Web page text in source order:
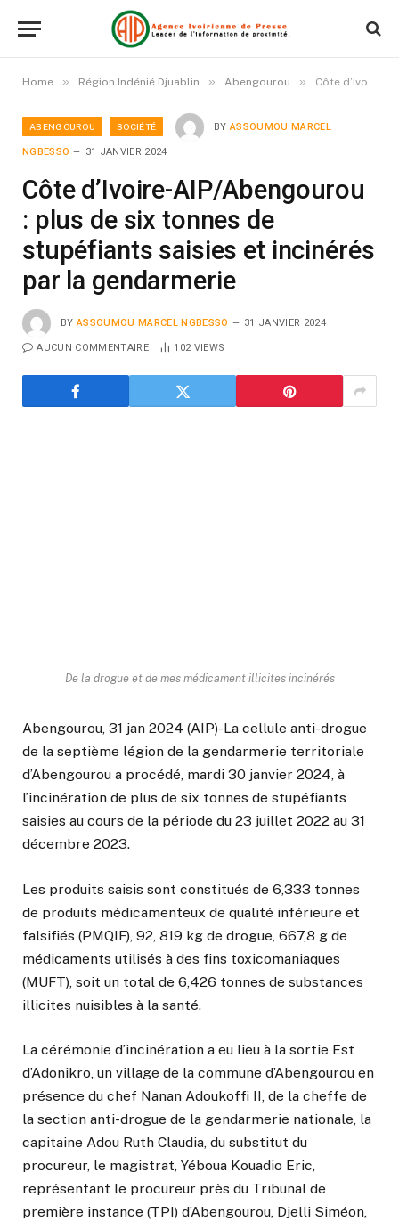
Home » Région Indénié Djuablin » Abengourou » Côte d’Ivoire-AIP/Abengourou : plus de six tonnes de stupéfiants saisies et incinérés par la gendarmerie
ABENGOUROU SOCIÉTÉ BY ASSOUMOU MARCEL
NGBESSO 31 JANVIER 2024
Côte d’Ivoire-AIP/Abengourou
: plus de six tonnes de
stupéfiants saisies et incinérés
par la gendarmerie
BY ASSOUMOU MARCEL NGBESSO 31 JANVIER 2024
AUCUN COMMENTAIRE 102 VIEWS
De la drogue et de mes médicament illicites incinérés
Abengourou, 31 jan 2024 (AIP)-La cellule anti-drogue
de la septième légion de la gendarmerie territoriale
d’Abengourou a procédé, mardi 30 janvier 2024, à
l’incinération de plus de six tonnes de stupéfiants
saisies au cours de la période du 23 juillet 2022 au 31
décembre 2023.
Les produits saisis sont constitués de 6,333 tonnes
de produits médicamenteux de qualité inférieure et
falsifiés (PMQIF), 92, 819 kg de drogue, 667,8 g de
médicaments utilisés à des fins toxicomaniaques
(MUFT), soit un total de 6,426 tonnes de substances
illicites nuisibles à la santé.
La cérémonie d’incinération a eu lieu à la sortie Est
d’Adonikro, un village de la commune d’Abengourou en
présence du chef Nanan Adoukoffi II, de la cheffe de
la section anti-drogue de la gendarmerie nationale, la
capitaine Adou Ruth Claudia, du substitut du
procureur, le magistrat, Yéboua Kouadio Eric,
représentant le procureur près du Tribunal de
première instance (TPI) d’Abengourou, Djelli Siméon,